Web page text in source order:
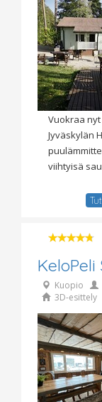
Vuokraa
Jyväskylän
viihtyisä
KeloPeli
Kuopio
3D-esittely